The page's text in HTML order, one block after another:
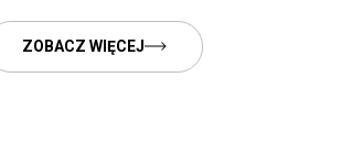
ZOBACZ WIĘCEJ